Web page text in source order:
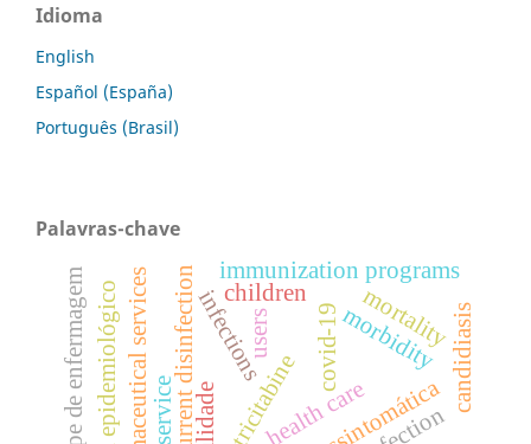
Idioma
English
Español (España)
Português (Brasil)
Palavras-chave
covid-19
infections
concurrent disinfection health care
emtricitabine
pharmaceutical services
perfil epidemiológico
immunization programs
users morbidity
mortality
equipe de enfermagem candidiasis
children